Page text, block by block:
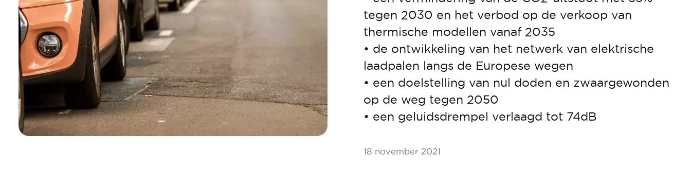
tegen 2030 en het verbod op de verkoop van
thermische modellen vanaf 2035
• de ontwikkeling van het netwerk van elektrische
laadpalen langs de Europese wegen
• een doelstelling van nul doden en zwaargewonden
op de weg tegen 2050
• een geluidsdrempel verlaagd tot 74dB
18 november 2021